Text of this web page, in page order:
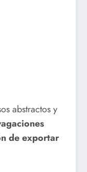
abstractos y
de exportar